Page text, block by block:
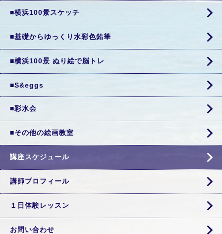
■横浜100景スケッチ
■基礎からゆっくり水彩色鉛筆
■横浜100景 ぬり絵で脳トレ
■S&eggs
■彩水会
■その他の絵画教室
講座スケジュール
講師プロフィール
１日体験レッスン
お問い合わせ